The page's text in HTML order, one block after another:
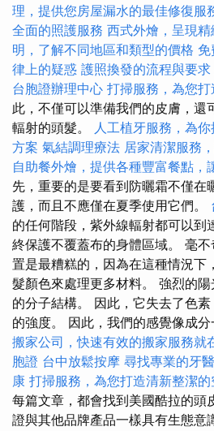
理，提供您房屋漏水的最佳修復服
全面的照護服務 西式外燴，呈現
明，了解不同地區和類型的價格
律上的疑惑 護照換發的流程與要求
台胞證辦理中心 打掃服務，為您
此，不僅可以準備我們的皮膚，還
輻射的頭髮。 人工植牙服務，為
方案 氣結調理療法 居家清潔服務
自助餐外燴，提供各種豐富餐點，
先，重要的是要看到防曬霜不僅在
護，而且不應僅在夏季使用它們。
的任何階段，紫外線輻射都可以到
終保護不覆蓋布的身體區域。 毫
置是最糟糕的，因為在這種情況下
髮顏色來處理更多材料。 強烈的
的分子結構。 因此，它失去了色
的強度。 因此，我們的感覺像成分
搬家公司，快速有效的搬家服務就
胞證 台中放鬆按摩 尋找專業的牙
康 打掃服務，為您打造清新整潔的
每篇文章，都會找到美國酷拉的頭
證與其他品牌產品一樣具有生態意